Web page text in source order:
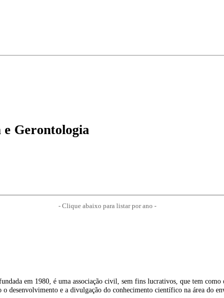
Gerontologia
- Clique abaixo para listar por ano -
em 1980, é uma associação civil, sem fins lucrativos, que tem
desenvolvimento e a divulgação do conhecimento científico na área do